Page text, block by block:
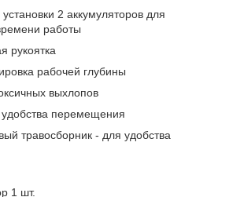
2 аккумуляторов для
работы
рукоятка
рабочей глубины
выхлопов
перемещения
травосборник - для удобства
1 шт.